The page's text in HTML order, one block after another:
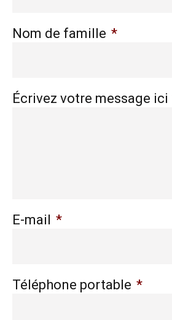
Nom de famille *
Écrivez votre message ici
E-mail *
Téléphone portable *